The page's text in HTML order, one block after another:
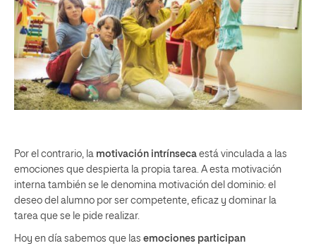
Por el contrario, la motivación intrínseca está vinculada a las
emociones que despierta la propia tarea. A esta motivación
interna también se le denomina motivación del dominio: el
deseo del alumno por ser competente, eficaz y dominar la
tarea que se le pide realizar.
Hoy en día sabemos que las emociones participan